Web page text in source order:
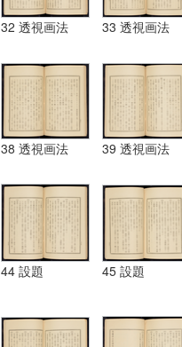
32 透視画法 33 透視画法
38 透視画法 39 透視画法
44 設題 45 設題